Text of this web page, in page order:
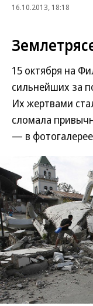
16.10.2013, 18:18
15 октября на
сильнейших за
Их жертвами
сломала
— в